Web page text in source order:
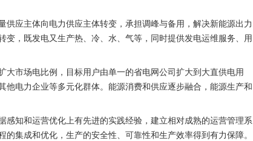
应主体向电力供应主体转变，承担调峰与备用，解决新能源出力
，既发电又生产热、冷、水、气等，同时提供发电运维服务、用
市场电比例，目标用户由单一的省电网公司扩大到大直供电用
电力企业等多元化群体。能源消费和供应逐步融合，能源生产和
知和运营优化上有先进的实践经验，建立相对成熟的运营管理系
集成和优化，生产的安全性、可靠性和生产效率得到有力保障。